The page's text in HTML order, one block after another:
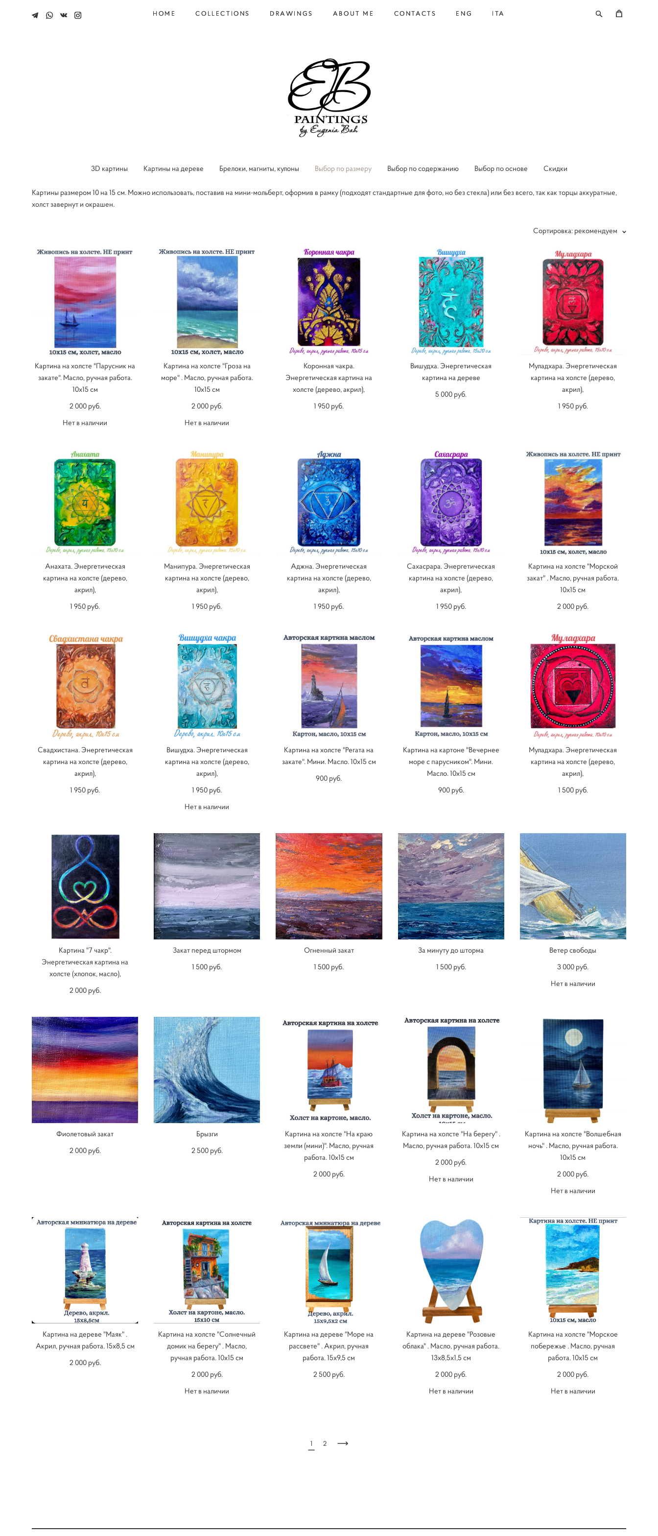
HOME COLLECTIONS DRAWINGS ABOUT ME CONTACTS ENG ITA
HOME COLLECTIONS DRAWINGS ABOUT ME CONTACTS ENG ITA
3D картины Картины на дереве Брелоки, магниты, кулоны Выбор по размеру Выбор по содержанию Выбор по основе Скидки
Картины размером 10 на 15 см. Можно использовать, поставив на мини-мольберт, оформив в рамку (подходят стандартные для фото, но без стекла) или без всего, так как торцы аккуратные,
холст завернут и окрашен.
Сортировка: рекомендуем
Картина на холсте "Парусник на
закате". Масло, ручная работа.
10х15 см
2 000 pуб.
Нет в наличии
Картина на холсте "Гроза на
море" . Масло, ручная работа.
10х15 см
2 000 pуб.
Нет в наличии
Коронная чакра.
Энергетическая картина на
холсте (дерево, акрил),
1 950 pуб.
Вишудха. Энергетическая
картина на дереве
5 000 pуб.
Муладхара. Энергетическая
картина на холсте (дерево,
акрил),
1 950 pуб.
Анахата. Энергетическая
картина на холсте (дерево,
акрил),
1 950 pуб.
Манипура. Энергетическая
картина на холсте (дерево,
акрил),
1 950 pуб.
Аджна. Энергетическая
картина на холсте (дерево,
акрил),
1 950 pуб.
Сахасрара. Энергетическая
картина на холсте (дерево,
акрил),
1 950 pуб.
Картина на холсте "Морской
закат" . Масло, ручная работа.
10х15 см
2 000 pуб.
Свадхистана. Энергетическая
картина на холсте (дерево,
акрил),
1 950 pуб.
Вишудха. Энергетическая
картина на холсте (дерево,
акрил),
1 950 pуб.
Нет в наличии
Картина на холсте "Регата на
закате". Мини. Масло. 10х15 см
900 pуб.
Картина на картоне "Вечернее
море с парусником". Мини.
Масло. 10х15 см
900 pуб.
Муладхара. Энергетическая
картина на холсте (дерево,
акрил),
1 500 pуб.
Картина "7 чакр".
Энергетическая картина на
холсте (хлопок, масло),
2 000 pуб.
Закат перед штормом
1 500 pуб.
Огненный закат
1 500 pуб.
За минуту до шторма
1 500 pуб.
Ветер свободы
3 000 pуб.
Нет в наличии
Фиолетовый закат
2 000 pуб.
Брызги
2 500 pуб.
Картина на холсте "На краю
земли (мини)". Масло, ручная
работа. 10х15 см
2 000 pуб.
Картина на холсте "На берегу" .
Масло, ручная работа. 10х15 см
2 000 pуб.
Нет в наличии
Картина на холсте "Волшебная
ночь" . Масло, ручная работа.
10х15 см
2 000 pуб.
Нет в наличии
Картина на дереве "Маяк" .
Акрил, ручная работа. 15х8,5 см
2 000 pуб.
Картина на холсте "Солнечный
домик на берегу" . Масло,
ручная работа. 10х15 см
2 000 pуб.
Нет в наличии
Картина на дереве "Море на
рассвете" . Акрил, ручная
работа. 15х9,5 см
2 500 pуб.
Картина на дереве "Розовые
облака" . Масло, ручная работа.
13х8,5х1,5 см
2 000 pуб.
Нет в наличии
Картина на холсте "Морское
побережье . Масло, ручная
работа. 10х15 см
2 000 pуб.
Нет в наличии
1 2